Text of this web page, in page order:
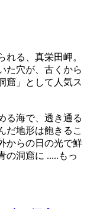
る、真栄田岬。
た穴が、古くから
窟」として人気ス
る海で、透き通る
だ地形は飽きるこ
からの日の光で鮮
の洞窟に .....もっ